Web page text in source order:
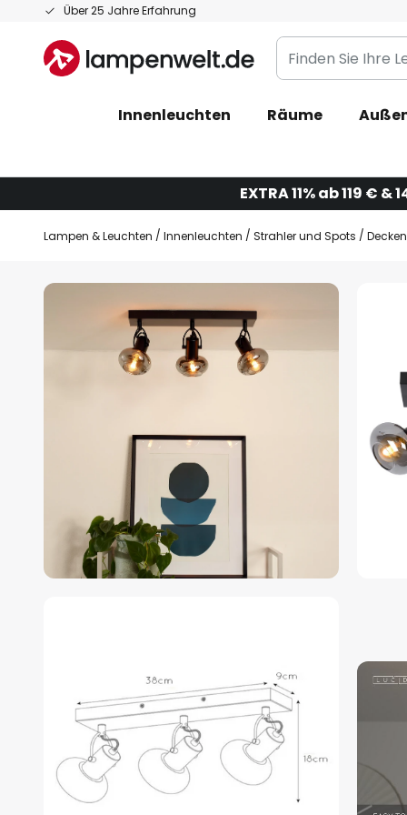
Über 25 Jahre Erfahrung
Zum
springen
Finden
Sie
Leuchte...
Innenleuchten Räume
EXTRA 11% ab 119 € &
Lampen & Leuchten Innenleuchten Strahler und Spots
Zum